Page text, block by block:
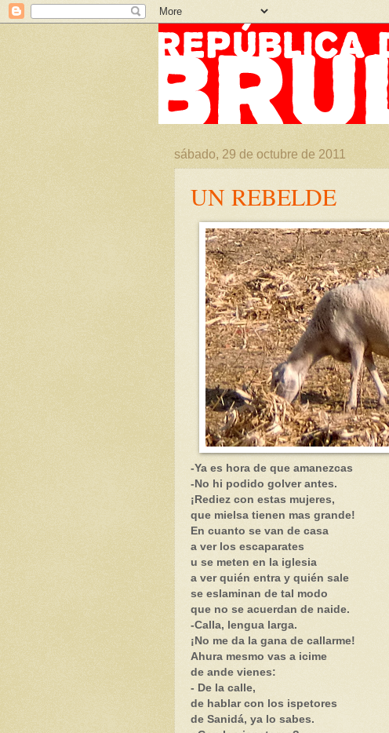
sábado, 29 de octubre de 2011
UN REBELDE
-Ya es hora de que amanezcas
-No hi podido golver antes.
¡Rediez con estas mujeres,
que mielsa tienen mas grande!
En cuanto se van de casa
a ver los escaparates
u se meten en la iglesia
a ver quién entra y quién sale
se eslaminan de tal modo
que no se acuerdan de naide.
-Calla, lengua larga.
¡No me da la gana de callarme!
Ahura mesmo vas a icime
de ande vienes:
- De la calle,
de hablar con los ispetores
de Sanidá, ya lo sabes.